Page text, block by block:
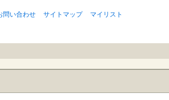
問い合わせ サイトマップ マイリスト